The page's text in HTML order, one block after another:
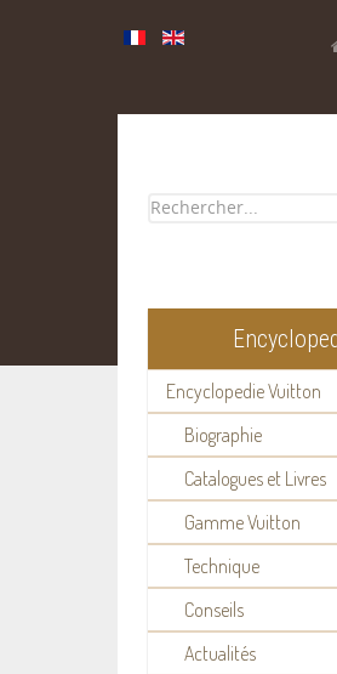
Encyclopedie Vuitton
Biographie
Catalogues et Livres
Gamme Vuitton
Technique
Conseils
Actualités